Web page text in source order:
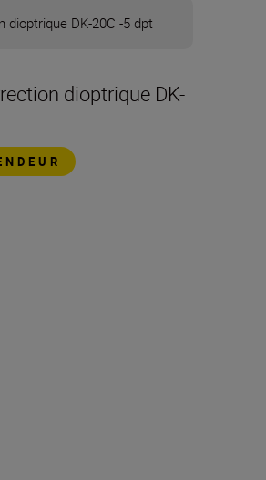
dioptrique DK-20C -5 dpt
dioptrique DK-